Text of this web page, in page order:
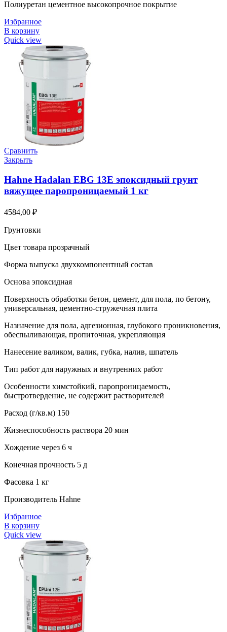
Полиуретан цементное высокопрочное покрытие
Избранное
В корзину
Quick view
Сравнить
Закрыть
Hahne Hadalan EBG 13E эпоксидный грунт
вяжущее паропроницаемый 1 кг
4584,00 ₽
Грунтовки
Цвет товара прозрачный
Форма выпуска двухкомпонентный состав
Основа эпоксидная
Поверхность обработки бетон, цемент, для пола, по бетону,
универсальная, цементно-стружечная плита
Назначение для пола, адгезионная, глубокого проникновения,
обеспыливающая, пропиточная, укрепляющая
Нанесение валиком, валик, губка, налив, шпатель
Тип работ для наружных и внутренних работ
Особенности химстойкий, паропроницаемость,
быстротвердение, не содержит растворителей
Расход (г/кв.м) 150
Жизнеспособность раствора 20 мин
Хождение через 6 ч
Конечная прочность 5 д
Фасовка 1 кг
Производитель Hahne
Избранное
В корзину
Quick view